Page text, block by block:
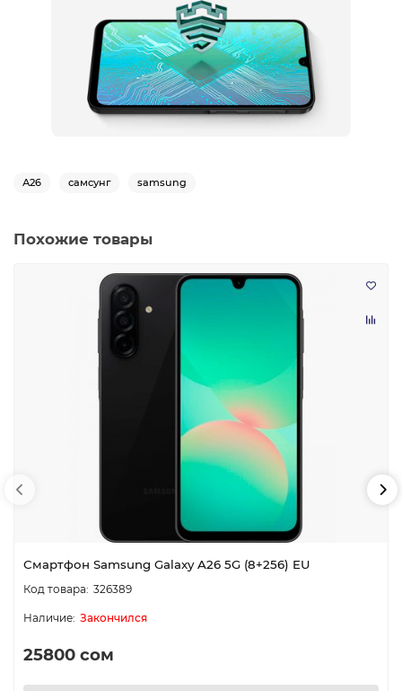
А26 самсунг samsung
Похожие товары
Смартфон Samsung Galaxy A26 5G (8+256) EU
326389
Закончился
25800 сом